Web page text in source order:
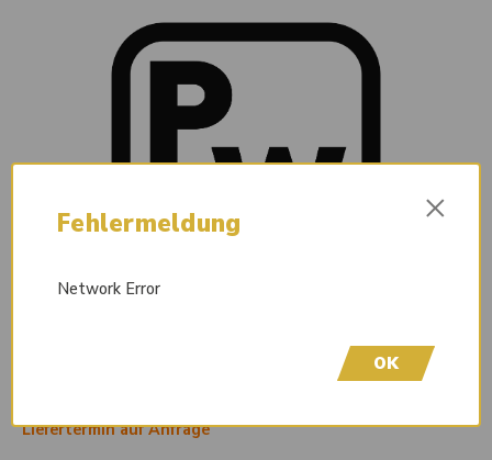
Liefertermin auf Anfrage
Fehlermeldung ×
Network Error
OK